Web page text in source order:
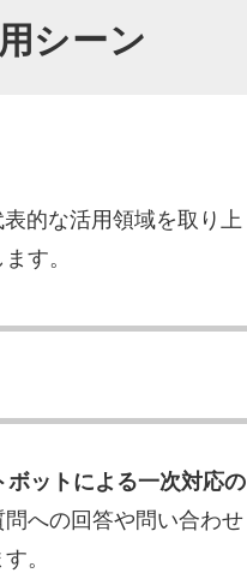
シーン
的な活用領域を取り上
す。
ットによる一次対応の
への回答や問い合わせ
。